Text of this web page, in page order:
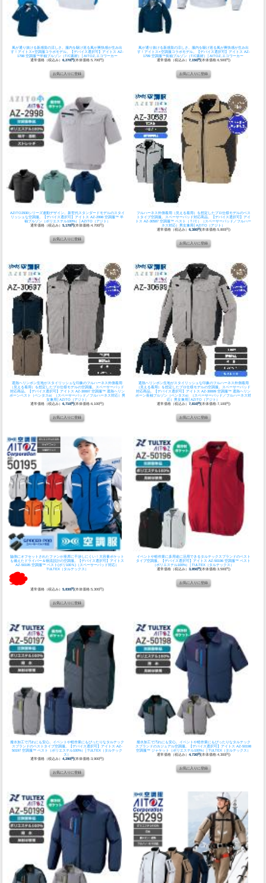
風が通り抜ける新感覚の涼しさ。服内を駆け巡る風が爽快感が生み出
す！アイトス×空調服コラボモデル。
【デバイス選択可】アイトス AZ-
1798 空調服™半袖ブルゾン（T/C素材）│AITOZ,エコワーカー
通常価格（税込み）6,270円(本体価格:5,700円)
風が通り抜ける新感覚の涼しさ。服内を駆け巡る風が爽快感が生み出
す！アイトス×空調服コラボモデル。
【デバイス選択可】アイトス AZ-
1799 空調服™長袖ブルゾン（T/C素材）│AITOZ,エコワーカー
通常価格（税込み） 7,150円(本体価格:6,500円)
AZITO2930シリーズ連動デザイン。新世代スタンダードモデルのスタイ
リッシュな空調服。
【デバイス選択可】アイトス AZ-2998 空調服™ 半
袖ブルゾン（ポリエステル100%）│AZITO（アジト）
通常価格（税込み）5,170円(本体価格:4,700円)
フルハーネス外側着用（見える着用）を想定したプロ仕様モデルのベス
トタイプ空調服。スペーサーパッド対応商品。
【デバイス選択可】アイ
トス AZ-30587 空調服™ ベスト（Ｔ/Ｃ）（スペーサーパッド／フルハー
ネス対応）男女兼用│AZITO（アジト）
通常価格（税込み） 6,380円(本体価格:5,800円)
遮熱ヘリンボン生地がスタイリッシュな印象のフルハーネス外側着用
（見える着用）を想定したプロ仕様モデルの空調服。スペーサーパッド
対応商品。
【デバイス選択可】アイトス AZ-30697 空調服™ 遮熱ヘリン
ボーンベスト（ペンタスα）（スペーサーパッド／フルハーネス対応）男
女兼用│AZITO（アジト）
通常価格（税込み）6,710円(本体価格:6,100円)
遮熱ヘリンボン生地がスタイリッシュな印象のフルハーネス外側着用
（見える着用）を想定したプロ仕様モデルの空調服。スペーサーパッド
対応商品。
【デバイス選択可】アイトス AZ-30699 空調服™ 遮熱ヘリン
ボーン長袖ブルゾン（ペンタスα）（スペーサーパッド／フルハーネス対
応）男女兼用│AZITO（アジト）
通常価格（税込み） 7,810円(本体価格:7,100円)
脇側にオフセットされたファンが座席に干渉しにくい！大容量ポケット
も備えたドライバー＆物流設計の空調服。
【デバイス選択可】アイトス
AZ-50195 空調服™ ベスト(ポリ100％)（スペーサーパッド対応）
TULTEX（タルテックス）
通常価格（税込み）5,830円(本体価格:5,300円)
イベントや軽作業に多用途に活用できるタルテックスブランドのベスト
タイプ空調服。
【デバイス選択可】アイトス AZ-50196 空調服™ ベスト
（ポリエステル100%）│TULTEX（タルテックス）
通常価格（税込み） 3,850円(本体価格:3,500円)
撥水加工で汚れにも安心。イベントや軽作業にもぴったりなタルテック
スブランドのベストタイプ空調服。
【デバイス選択可】アイトス AZ-
50197 空調服™ ベスト（ポリエステル100%）│TULTEX（タルテック
ス）
通常価格（税込み）4,290円(本体価格:3,900円)
撥水加工で汚れにも安心。イベントや軽作業にもぴったりなタルテック
スブランドのカジュアル空調服。
【デバイス選択可】アイトス AZ-50198
空調服™ ジャケット（ポリエステル100%）│TULTEX（タルテックス）
通常価格（税込み） 4,730円(本体価格:4,300円)